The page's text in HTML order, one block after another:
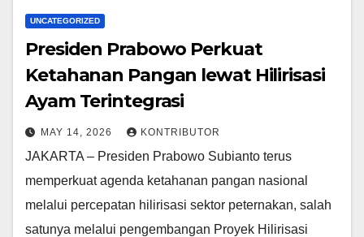
UNCATEGORIZED
Presiden Prabowo Perkuat
Ketahanan Pangan lewat Hilirisasi
Ayam Terintegrasi
MAY 14, 2026 KONTRIBUTOR
JAKARTA – Presiden Prabowo Subianto terus
memperkuat agenda ketahanan pangan nasional
melalui percepatan hilirisasi sektor peternakan, salah
satunya melalui pengembangan Proyek Hilirisasi